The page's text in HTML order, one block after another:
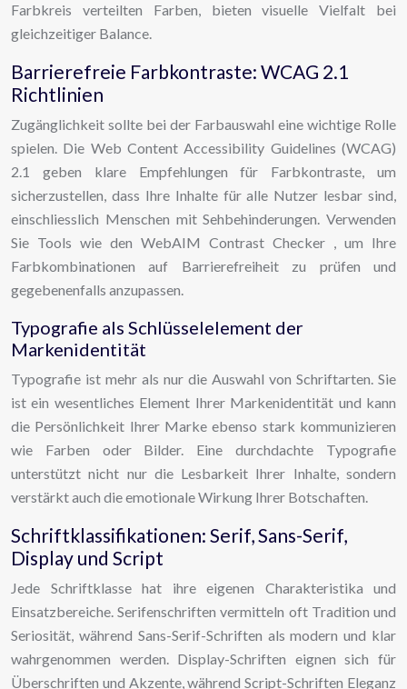
Farbkreis verteilten Farben, bieten visuelle Vielfalt bei
gleichzeitiger Balance.
Barrierefreie Farbkontraste: WCAG 2.1
Richtlinien
Zugänglichkeit sollte bei der Farbauswahl eine wichtige Rolle
spielen. Die Web Content Accessibility Guidelines (WCAG)
2.1 geben klare Empfehlungen für Farbkontraste, um
sicherzustellen, dass Ihre Inhalte für alle Nutzer lesbar sind,
einschliesslich Menschen mit Sehbehinderungen. Verwenden
Sie Tools wie den WebAIM Contrast Checker , um Ihre
Farbkombinationen auf Barrierefreiheit zu prüfen und
gegebenenfalls anzupassen.
Typografie als Schlüsselelement der
Markenidentität
Typografie ist mehr als nur die Auswahl von Schriftarten. Sie
ist ein wesentliches Element Ihrer Markenidentität und kann
die Persönlichkeit Ihrer Marke ebenso stark kommunizieren
wie Farben oder Bilder. Eine durchdachte Typografie
unterstützt nicht nur die Lesbarkeit Ihrer Inhalte, sondern
verstärkt auch die emotionale Wirkung Ihrer Botschaften.
Schriftklassifikationen: Serif, Sans-Serif,
Display und Script
Jede Schriftklasse hat ihre eigenen Charakteristika und
Einsatzbereiche. Serifenschriften vermitteln oft Tradition und
Seriosität, während Sans-Serif-Schriften als modern und klar
wahrgenommen werden. Display-Schriften eignen sich für
Überschriften und Akzente, während Script-Schriften Eleganz